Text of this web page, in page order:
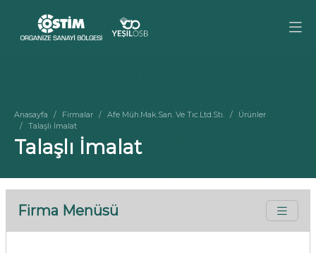
Anasayfa Firmalar Afe Müh.Mak.San. Ve Tıc.Ltd.Stı.
Ürünler
Talaşlı İmalat
Talaşlı İmalat
Firma Menüsü